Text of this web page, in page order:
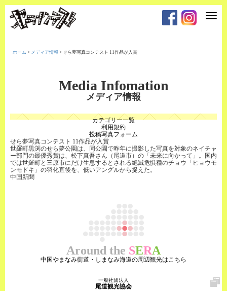
T
o
n
ホーム > メディア情報 > せら夢写真コンテスト 11作品が入賞
Media Infomation
メディア情報
カテゴリー一覧
利用規約
投稿写真フォーム
せら夢写真コンテスト 11作品が入賞
世羅町黒渕のせら夢公園は、同公園で昨年に撮影した写真を対象のネイチャ
ー部門の最優秀賞は、松下真吾さん（尾道市）の「未来に向かって」。国内
では世羅町と三原市にだけ生息するとされる絶滅危惧種のチョウ「ヒョウモ
ンモドキ」の羽化直後を、低いアングルから捉えた。
中国新聞
Around the SERA
中国やまなみ街道・しまなみ海道の周辺観光はこちら
一般社団法人
尾道観光協会